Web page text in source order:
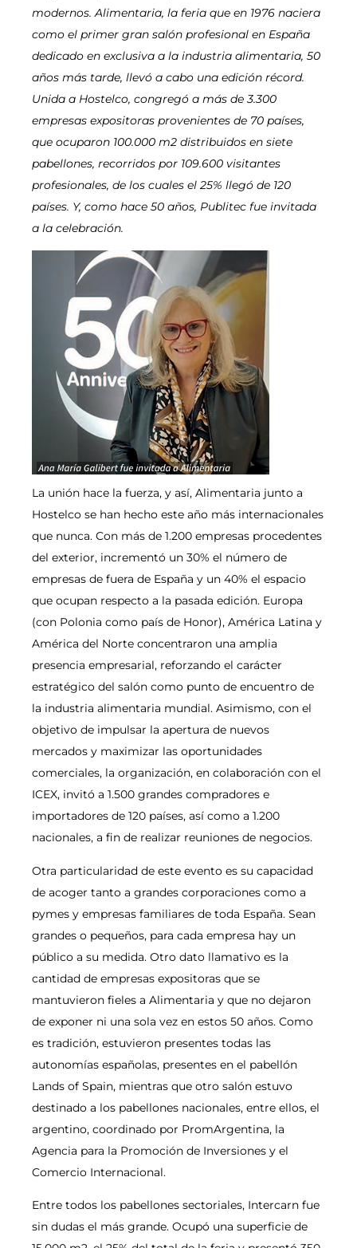
modernos. Alimentaria, la feria que en 1976 naciera
como el primer gran salón profesional en España
dedicado en exclusiva a la industria alimentaria, 50
años más tarde, llevó a cabo una edición récord.
Unida a Hostelco, congregó a más de 3.300
empresas expositoras provenientes de 70 países,
que ocuparon 100.000 m2 distribuidos en siete
pabellones, recorridos por 109.600 visitantes
profesionales, de los cuales el 25% llegó de 120
países. Y, como hace 50 años, Publitec fue invitada
a la celebración.
La unión hace la fuerza, y así, Alimentaria junto a
Hostelco se han hecho este año más internacionales
que nunca. Con más de 1.200 empresas procedentes
del exterior, incrementó un 30% el número de
empresas de fuera de España y un 40% el espacio
que ocupan respecto a la pasada edición. Europa
(con Polonia como país de Honor), América Latina y
América del Norte concentraron una amplia
presencia empresarial, reforzando el carácter
estratégico del salón como punto de encuentro de
la industria alimentaria mundial. Asimismo, con el
objetivo de impulsar la apertura de nuevos
mercados y maximizar las oportunidades
comerciales, la organización, en colaboración con el
ICEX, invitó a 1.500 grandes compradores e
importadores de 120 países, así como a 1.200
nacionales, a fin de realizar reuniones de negocios.
Otra particularidad de este evento es su capacidad
de acoger tanto a grandes corporaciones como a
pymes y empresas familiares de toda España. Sean
grandes o pequeños, para cada empresa hay un
público a su medida. Otro dato llamativo es la
cantidad de empresas expositoras que se
mantuvieron fieles a Alimentaria y que no dejaron
de exponer ni una sola vez en estos 50 años. Como
es tradición, estuvieron presentes todas las
autonomías españolas, presentes en el pabellón
Lands of Spain, mientras que otro salón estuvo
destinado a los pabellones nacionales, entre ellos, el
argentino, coordinado por PromArgentina, la
Agencia para la Promoción de Inversiones y el
Comercio Internacional.
Entre todos los pabellones sectoriales, Intercarn fue
sin dudas el más grande. Ocupó una superficie de